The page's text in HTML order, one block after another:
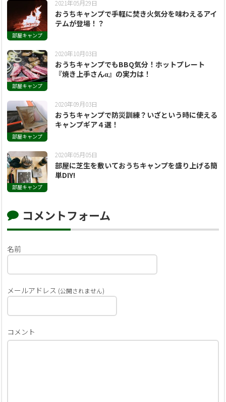
部屋キャンプ
2021年05月29日
おうちキャンプで手軽に焚き火気分を味わえるアイ
テムが登場！？
部屋キャンプ
2020年10月03日
おうちキャンプでもBBQ気分！ホットプレート
『焼き上手さんα』の実力は！
部屋キャンプ
2020年09月03日
おうちキャンプで防災訓練？いざという時に使える
キャンプギア４選！
部屋キャンプ
2020年05月05日
部屋に芝生を敷いておうちキャンプを盛り上げる簡
単DIY!
コメントフォーム
名前
メールアドレス (公開されません)
コメント